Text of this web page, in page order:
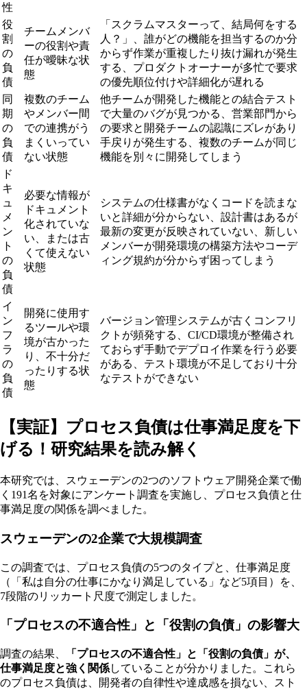
性
役
割
の
負
債
チームメンバ
ーの役割や責
任が曖昧な状
態
「スクラムマスターって、結局何をする
人？」、誰がどの機能を担当するのか分
からず作業が重複したり抜け漏れが発生
する、プロダクトオーナーが多忙で要求
の優先順位付けや詳細化が遅れる
同
期
の
負
債
複数のチーム
やメンバー間
での連携がう
まくいってい
ない状態
他チームが開発した機能との結合テスト
で大量のバグが見つかる、営業部門から
の要求と開発チームの認識にズレがあり
手戻りが発生する、複数のチームが同じ
機能を別々に開発してしまう
ド
キ
ュ
メ
ン
ト
の
負
債
必要な情報が
ドキュメント
化されていな
い、または古
くて使えない
状態
システムの仕様書がなくコードを読まな
いと詳細が分からない、設計書はあるが
最新の変更が反映されていない、新しい
メンバーが開発環境の構築方法やコーデ
ィング規約が分からず困ってしまう
イ
ン
フ
ラ
の
負
債
開発に使用す
るツールや環
境が古かった
り、不十分だ
ったりする状
態
バージョン管理システムが古くコンフリ
クトが頻発する、CI/CD環境が整備され
ておらず手動でデプロイ作業を行う必要
がある、テスト環境が不足しており十分
なテストができない
【実証】プロセス負債は仕事満足度を下
げる！研究結果を読み解く
本研究では、スウェーデンの2つのソフトウェア開発企業で働
く191名を対象にアンケート調査を実施し、プロセス負債と仕
事満足度の関係を調べました。
スウェーデンの2企業で大規模調査
この調査では、プロセス負債の5つのタイプと、仕事満足度
（「私は自分の仕事にかなり満足している」など5項目）を、
7段階のリッカート尺度で測定しました。
「プロセスの不適合性」と「役割の負債」の影響大
調査の結果、
「プロセスの不適合性」と「役割の負債」が、
仕事満足度と強く関係していることが分かりました。これら
のプロセス負債は、開発者の自律性や達成感を損ない、スト